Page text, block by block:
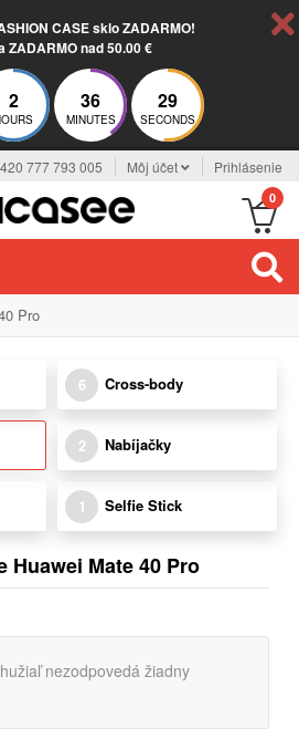
CASE sklo ZADARMO!
ZADARMO nad 50.00 €
2 36
MINUTES
29
SECONDS
777 793 005 Môj účet Prihlásenie
0
Pro
6 Cross-body
2 Nabíjačky
1 Selfie Stick
Huawei Mate 40 Pro
nezodpovedá žiadny